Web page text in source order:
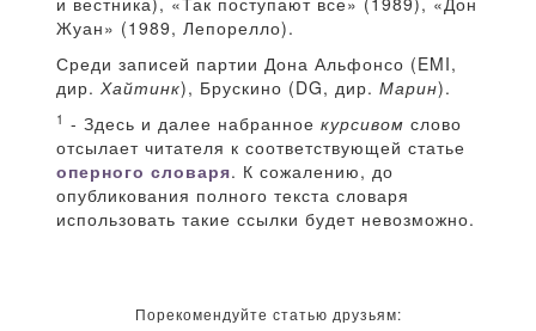
Жуан» (1989, Лепорелло).
Среди записей партии Дона Альфонсо (EMI,
дир. Хайтинк), Брускино (DG, дир. Марин).
1 - Здесь и далее набранное курсивом слово
отсылает читателя к соответствующей статье
оперного словаря. К сожалению, до
опубликования полного текста словаря
использовать такие ссылки будет невозможно.
Порекомендуйте статью друзьям: